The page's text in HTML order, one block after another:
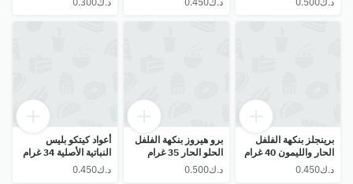
برينجلز بنكهة الفلفل
الحار والليمون 40 غرام
برو هيروز بنكهة الفلفل
الحلو الحار 35 غرام
⁦د.ك0.500⁩
أعواد كيتكو بليس
النباتية الأصلية 34 غرام